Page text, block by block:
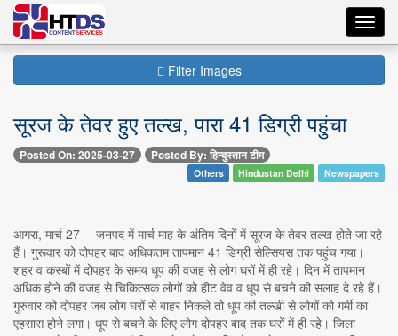
Filter Images
सूरज के तेवर हुए तल्ख, पारा 41 डिग्री पहुंचा
Posted On: 2025-03-27 Posted By: हिन्दुस्तान टीम
Others Hindustan Delhi Newspapers
आगरा, मार्च 27 -- जनपद में मार्च माह के अंतिम दिनों में सूरज के तेवर तल्ख होते जा रहे
हैं। गुरूवार को दोपहर बाद अधिकतम तापमान 41 डिग्री सेल्सियस तक पहुंच गया।
शहर व कस्बों में दोपहर के समय धूप की वजह से लोग घरों में ही रहे। दिन में तापमान
अधिक होने की वजह से चिकित्सक लोगों को हीट वेव व धूप से बचने की सलाह दे रहे हैं।
गुरुवार को दोपहर जब लोग घरों से बाहर निकले तो धूप की तल्खी से लोगों को गर्मी का
एहसास होने लगा। धूप से बचने के लिए लोग दोपहर बाद तक घरों में ही रहे। जिला